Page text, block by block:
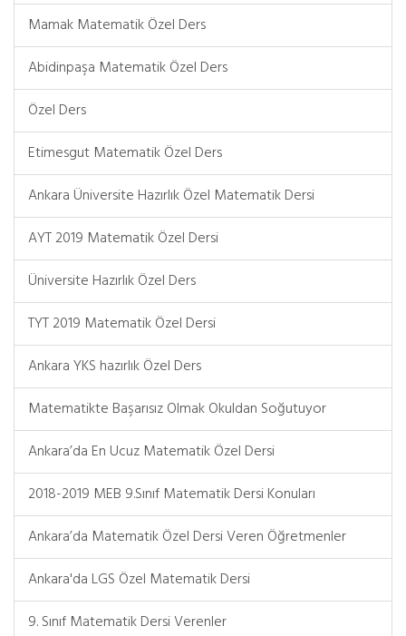
Mamak Matematik Özel Ders
Abidinpaşa Matematik Özel Ders
Özel Ders
Etimesgut Matematik Özel Ders
Ankara Üniversite Hazırlık Özel Matematik Dersi
AYT 2019 Matematik Özel Dersi
Üniversite Hazırlık Özel Ders
TYT 2019 Matematik Özel Dersi
Ankara YKS hazırlık Özel Ders
Matematikte Başarısız Olmak Okuldan Soğutuyor
Ankara’da En Ucuz Matematik Özel Dersi
2018-2019 MEB 9.Sınıf Matematik Dersi Konuları
Ankara’da Matematik Özel Dersi Veren Öğretmenler
Ankara'da LGS Özel Matematik Dersi
9. Sınıf Matematik Dersi Verenler